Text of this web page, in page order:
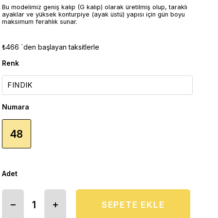
Bu modelimiz geniş kalıp (G kalıp) olarak üretilmiş olup, taraklı
ayaklar ve yüksek konturpiye (ayak üstü) yapısı için gün boyu
maksimum ferahlık sunar.
₺466 `den başlayan taksitlerle
Renk
Numara
48
Adet